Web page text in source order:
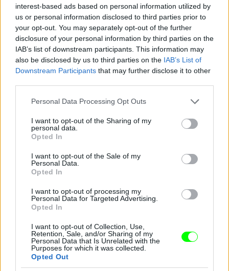
interest-based ads based on personal information utilized by
us or personal information disclosed to third parties prior to
your opt-out. You may separately opt-out of the further
disclosure of your personal information by third parties on the
IAB’s list of downstream participants. This information may
also be disclosed by us to third parties on the IAB’s List of
Downstream Participants that may further disclose it to other
Please note that this website/app uses one or more Google
not limited to your visit or usage behaviour. You may click to
grant or deny consent to Google and its third-party tags to
use your data for below specified purposes in below Google
consent section.
Personal Data Processing Opt Outs
I want to opt-out of the Sharing of my
personal data.
Opted In
I want to opt-out of the Sale of my
Personal Data.
Opted In
I want to opt-out of processing my
Personal Data for Targeted Advertising.
Opted In
I want to opt-out of Collection, Use,
Retention, Sale, and/or Sharing of my
Personal Data that Is Unrelated with the
Purposes for which it was collected.
Opted Out
Egészen érdekes ez a szandál. Parkettás lakásokban
kíméli a padlót!
Fotó: Pedro Gomes / Getty Images Hungary #8
Jön még kép!